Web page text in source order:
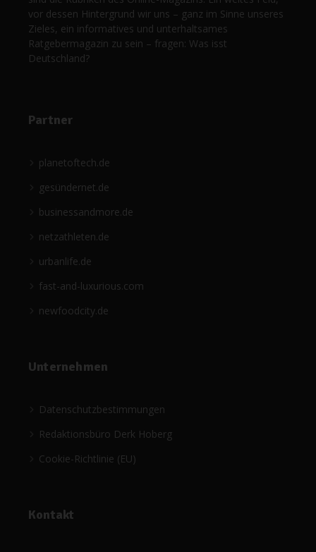
vor dessen Hintergrund wir uns – ganz im Sinne unseres
Zieles, ein informatives und unterhaltsames
Ratgebermagazin zu sein – fragen: Was isst
Deutschland?
Partner
planetoftech.de
gesündernet.de
businessandmore.de
netzathleten.de
urbanlife.de
fast-and-luxurious.com
newfoodcity.de
Unternehmen
Datenschutzbestimmungen
Redaktionsbüro Derk Hoberg
Cookie-Richtlinie (EU)
Kontakt